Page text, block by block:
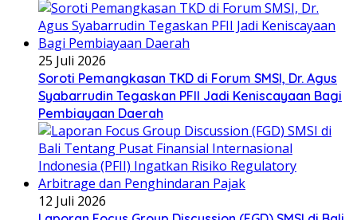
25 Juli 2026
Soroti Pemangkasan TKD di Forum SMSI, Dr. Agus
Syabarrudin Tegaskan PFII Jadi Keniscayaan Bagi
Pembiayaan Daerah
12 Juli 2026